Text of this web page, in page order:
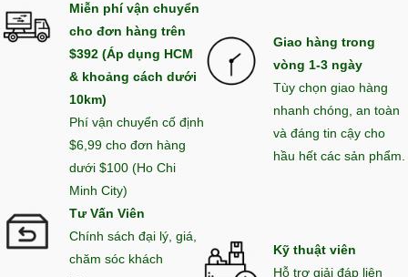
Miễn phí vận chuyển
cho đơn hàng trên
$392 (Áp dụng HCM
& khoảng cách dưới
10km)
Phí vận chuyển cố định
$6,99 cho đơn hàng
dưới $100 (Ho Chi
Minh City)
Giao hàng trong
vòng 1-3 ngày
Tùy chọn giao hàng
nhanh chóng, an toàn
và đáng tin cậy cho
hầu hết các sản phẩm.
Tư Vấn Viên
Chính sách đại lý, giá,
chăm sóc khách
Kỹ thuật viên
Hỗ trợ giải đáp liên